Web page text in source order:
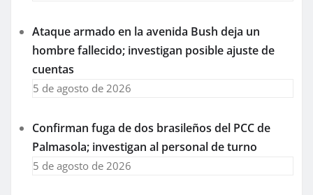
Ataque armado en la avenida Bush deja un
hombre fallecido; investigan posible ajuste de
cuentas
5 de agosto de 2026
Confirman fuga de dos brasileños del PCC de
Palmasola; investigan al personal de turno
5 de agosto de 2026